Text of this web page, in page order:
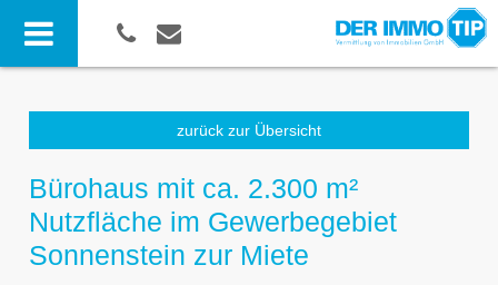
zurück zur Übersicht
Bürohaus mit ca. 2.300 m²
Nutzfläche im Gewerbegebiet
Sonnenstein zur Miete